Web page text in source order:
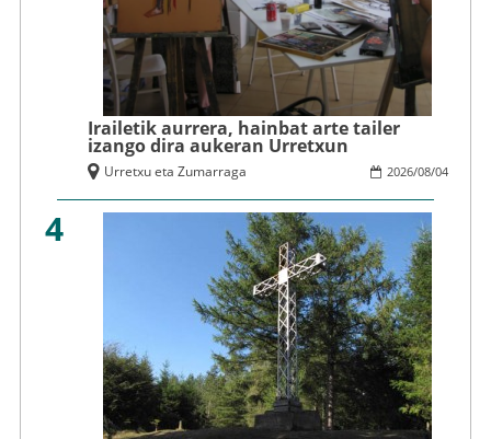
Irailetik aurrera, hainbat arte tailer
izango dira aukeran Urretxun
2026/08/04
Urretxu eta Zumarraga
4